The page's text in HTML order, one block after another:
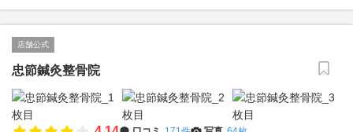
店舗公式
忠節鍼灸整骨院